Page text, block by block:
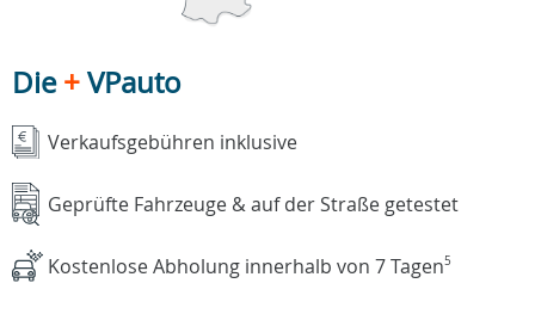
Die+VPauto
Verkaufsgebühren inklusive
Geprüfte Fahrzeuge & auf der Straße getestet
Kostenlose Abholung innerhalb von 7 Tagen5